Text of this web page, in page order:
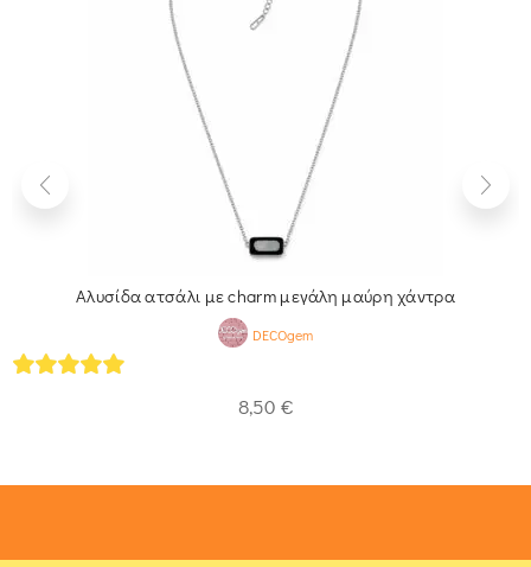
Αλυσίδα ατσάλι με charm μεγάλη μαύρη χάντρα
DECOgem
8,50 €